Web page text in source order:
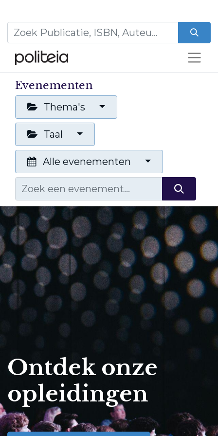
Evenementen
Thema's
Taal
Alle evenementen
Ontdek onze
opleidingen